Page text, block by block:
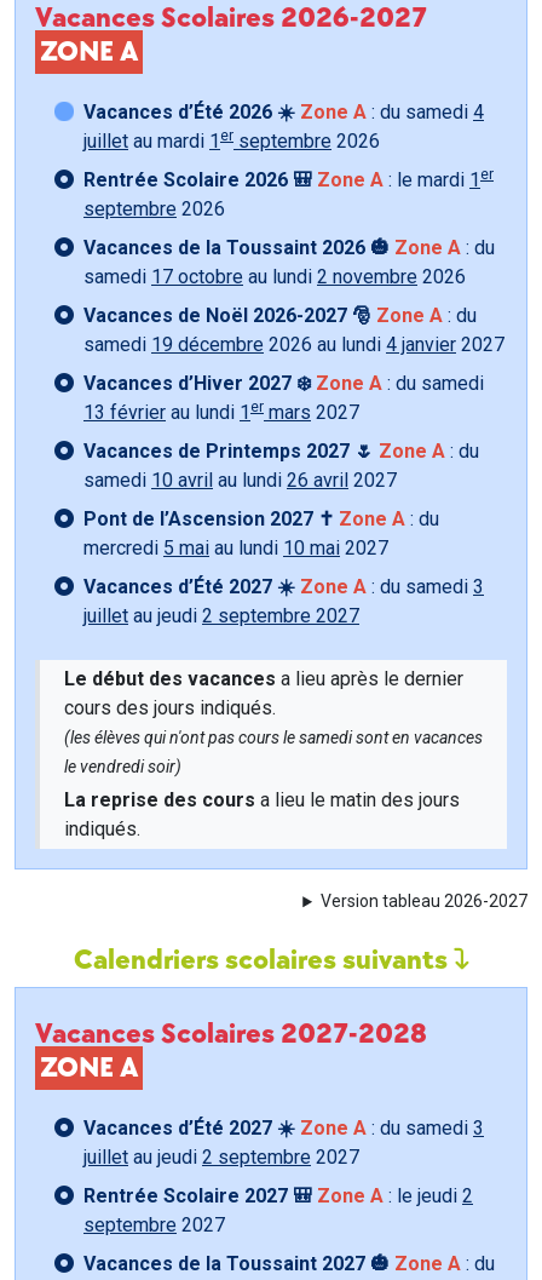
Vacances Scolaires 2026-2027
ZONE A
Vacances d’Été 2026 ☀️ Zone A : du samedi 4
juillet au mardi 1 er septembre 2026
Rentrée Scolaire 2026 🎒 Zone A : le mardi 1 er
septembre 2026
Vacances de la Toussaint 2026 🎃 Zone A : du
samedi 17 octobre au lundi 2 novembre 2026
Vacances de Noël 2026-2027 🎅 Zone A : du
samedi 19 décembre 2026 au lundi 4 janvier 2027
Vacances d’Hiver 2027 ❄️ Zone A : du samedi
13 février au lundi 1 er mars 2027
Vacances de Printemps 2027 🌷 Zone A : du
samedi 10 avril au lundi 26 avril 2027
Pont de l’Ascension 2027 ✝️ Zone A : du
mercredi 5 mai au lundi 10 mai 2027
Vacances d’Été 2027 ☀️ Zone A : du samedi 3
juillet au jeudi 2 septembre 2027
Le début des vacances a lieu après le dernier
cours des jours indiqués.
(les élèves qui n'ont pas cours le samedi sont en vacances
le vendredi soir)
La reprise des cours a lieu le matin des jours
indiqués.
Version tableau 2026-2027
Calendriers scolaires suivants
Vacances Scolaires 2027-2028
ZONE A
Vacances d’Été 2027 ☀️ Zone A : du samedi 3
juillet au jeudi 2 septembre 2027
Rentrée Scolaire 2027 🎒 Zone A : le jeudi 2
septembre 2027
Vacances de la Toussaint 2027 🎃 Zone A : du